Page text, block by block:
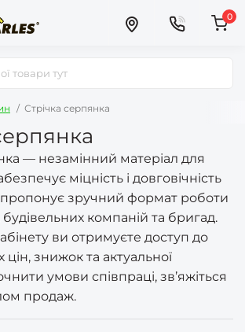
0
Стрічка серпянка
— незамінний матеріал для
міцність і довговічність
пропонує зручний формат роботи
компаній та бригад.
ви отримуєте доступ до
цін, знижок та актуальної
умови співпраці, зв’яжіться
продаж.